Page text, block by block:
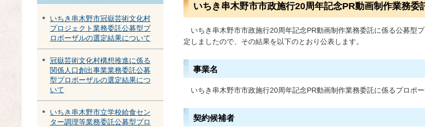
いちき串木野市冠嶽芸術文化村
プロジェクト業務委託公募型プ
ロポーザルの選定結果について
冠嶽芸術文化村構想推進に係る
関係人口創出事業業務委託公募
型プロポーザルの選定結果につ
いて
いちき串木野市立学校給食セン
ター調理等業務委託公募型プロ
いちき串木野市市政施行20周年記念PR動画制作業務
いちき串木野市市政施行20周年記念PR動画制作業務委託に係る公募型
定しましたので、その結果を以下のとおり公表します。
事業名
いちき串木野市市政施行20周年記念PR動画制作業務委託に係るプロポ
契約候補者